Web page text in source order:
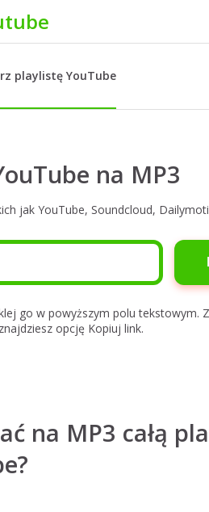
playlistę YouTube
na MP3
jak YouTube, Soundcloud,
go w powyższym polu tekstowym.
opcję Kopiuj link.
na MP3 całą